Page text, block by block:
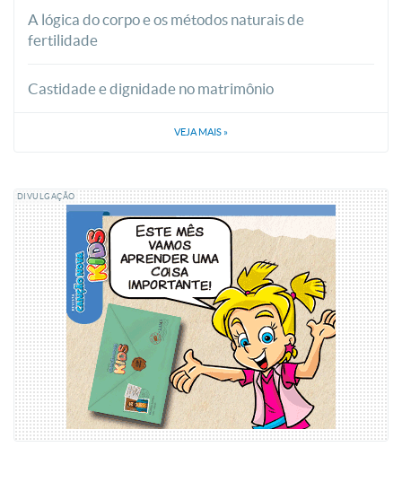
A lógica do corpo e os métodos naturais de
fertilidade
Castidade e dignidade no matrimônio
VEJA MAIS »
DIVULGAÇÃO